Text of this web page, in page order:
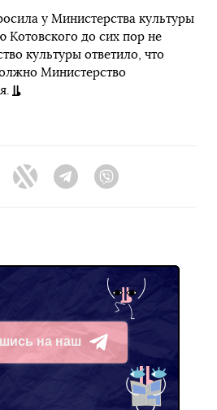
у Министерства культуры
до сих пор не
культуры ответило, что
Министерство
Twitter TelegramViber
на наш